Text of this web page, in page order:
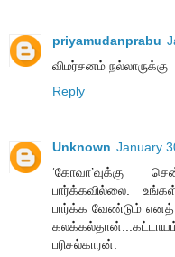
priyamudanprabu
விமர்சனம் நல்லாருக்கு
Reply
Unknown January
‘கோவா’வுக்கு
பார்க்கவில்லை.
பார்க்க வேண்டும் எனத்
பரிசல்காரன்.